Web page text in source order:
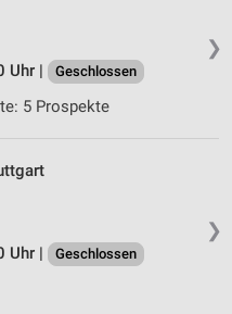
❯
Uhr |
Geschlossen
5 Prospekte
❯
Uhr |
Geschlossen